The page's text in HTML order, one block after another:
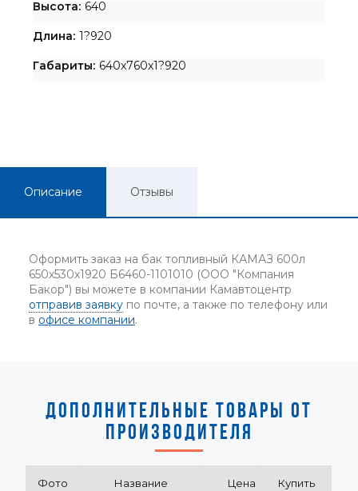
Высота: 640
Длина: 1?920
Габариты: 640x760x1?920
Описание Отзывы
Оформить заказ на бак топливный КАМАЗ 600л
650х530х1920 Б6460-1101010 (ООО "Компания
Бакор") вы можете в компании Камавтоцентр
отправив заявку по почте, а также по телефону или
в офисе компании.
ДОПОЛНИТЕЛЬНЫЕ ТОВАРЫ ОТ
ПРОИЗВОДИТЕЛЯ
Фото Название Цена Купить